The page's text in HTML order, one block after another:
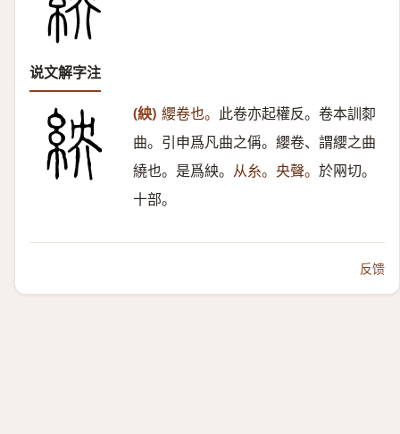
说文解字注
(紻) 纓卷也。 此卷亦起權反。卷本訓厀
曲。引申爲凡曲之偁。纓卷、謂纓之曲
繞也。是爲紻。 从糸。央聲。 於㒳切。
十部。
反馈